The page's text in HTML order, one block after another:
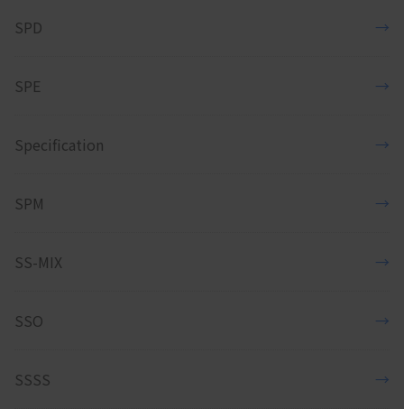
SPD →
SPE →
Specification →
SPM →
SS-MIX →
SSO →
SSSS →